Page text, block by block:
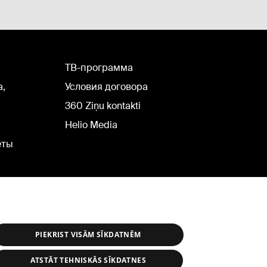
TВ-программа
Условия договора
360 Ziņu kontakti
Helio Media
PIEKRIST VISĀM SĪKDATNĒM
ATSTĀT TEHNISKĀS SĪKDATNES